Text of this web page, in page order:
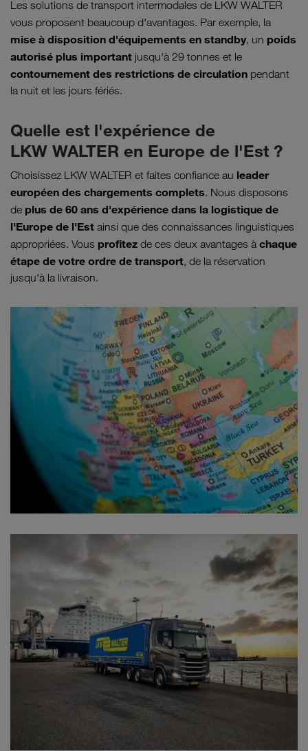
Les solutions de transport intermodales de LKW WALTER
vous proposent beaucoup d'avantages. Par exemple, la
mise à disposition d'équipements en standby, un poids
autorisé plus important jusqu'à 29 tonnes et le
contournement des restrictions de circulation pendant
la nuit et les jours fériés.
Quelle est l'expérience de
LKW WALTER en Europe de l'Est ?
Choisissez LKW WALTER et faites confiance au leader
européen des chargements complets. Nous disposons
de plus de 60 ans d'expérience dans la logistique de
l'Europe de l'Est ainsi que des connaissances linguistiques
appropriées. Vous profitez de ces deux avantages à chaque
étape de votre ordre de transport, de la réservation
jusqu'à la livraison.